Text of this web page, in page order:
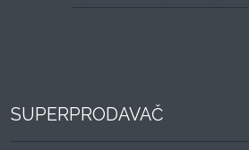
SUPERPRODAVAČ